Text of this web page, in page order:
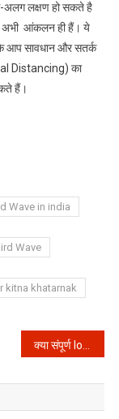
अलग लक्षण हो सकते है
अभी आंकलन ही हैं। ये
आप सावधान और सतर्क
Distancing) का
हैं।
Wave in india
Wave
kitna khatarnak